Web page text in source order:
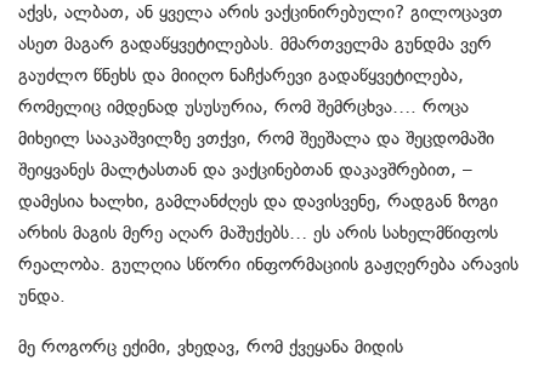
აქვს, ალბათ, ან ყველა არის ვაქცინირებული? გილოცავთ
ასეთ მაგარ გადაწყვეტილებას. მმართველმა გუნდმა ვერ
გაუძლო წნეხს და მიიღო ნაჩქარევი გადაწყვეტილება,
რომელიც იმდენად უსუსურია, რომ შემრცხვა…. როცა
მიხეილ სააკაშვილზე ვთქვი, რომ შეეშალა და შეცდომაში
შეიყვანეს მალტასთან და ვაქცინებთან დაკავშრებით, –
დამესია ხალხი, გამლანძღეს და დავისვენე, რადგან ზოგი
არხის მაგის მერე აღარ მაშუქებს… ეს არის სახელმწიფოს
რეალობა. გულღია სწორი ინფორმაციის გაჟღერება არავის
უნდა.
მე როგორც ექიმი, ვხედავ, რომ ქვეყანა მიდის